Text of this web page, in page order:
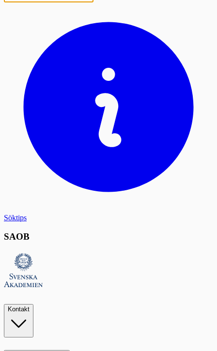
Söktips
SAOB
Kontakt